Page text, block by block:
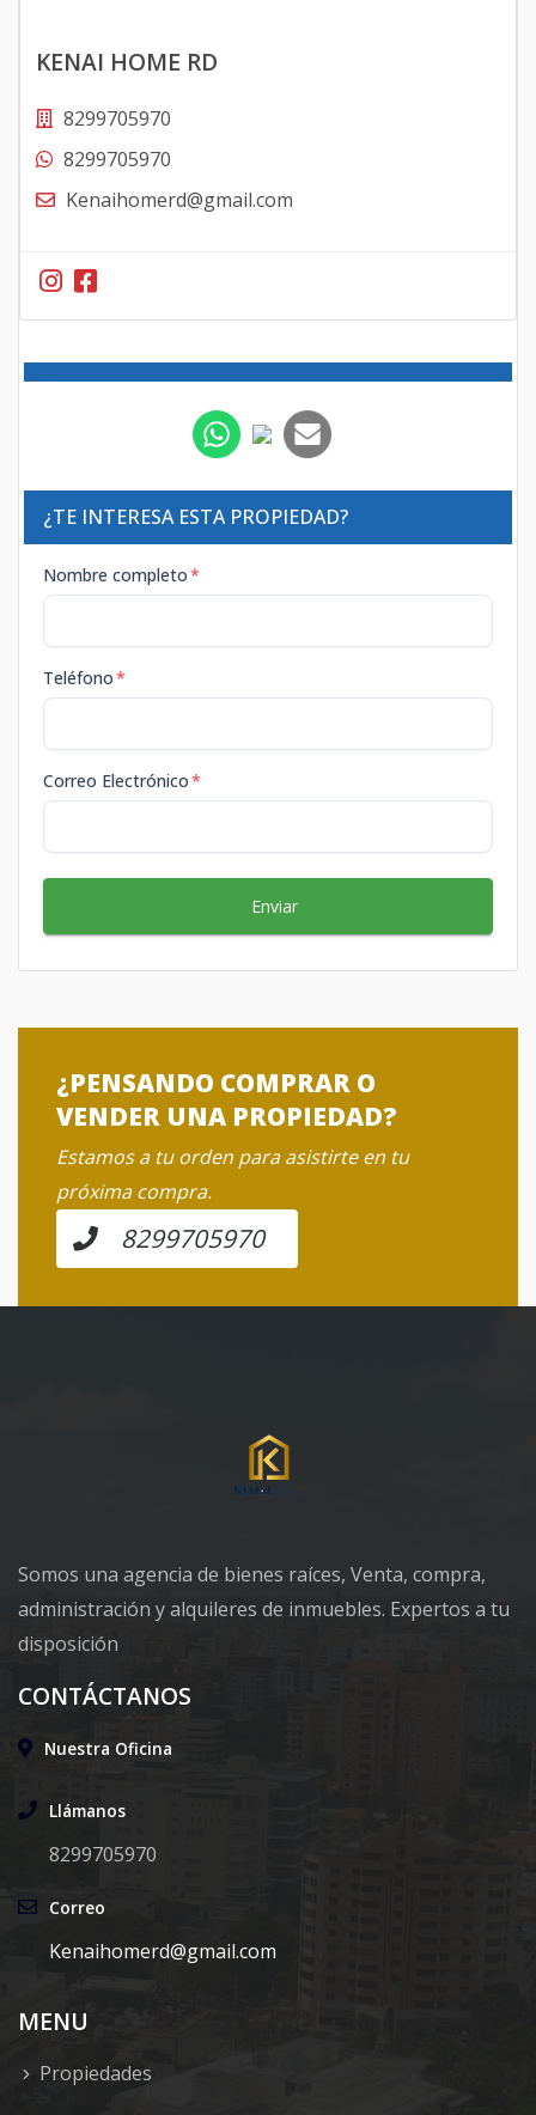
KENAI HOME RD
8299705970
8299705970
Kenaihomerd@gmail.com
¿TE INTERESA ESTA PROPIEDAD?
Nombre completo*
Teléfono*
Correo Electrónico*
Enviar
¿PENSANDO COMPRAR O
VENDER UNA PROPIEDAD?
Estamos a tu orden para asistirte en tu
próxima compra.
8299705970
Somos una agencia de bienes raíces, Venta, compra,
administración y alquileres de inmuebles. Expertos a tu
disposición
CONTÁCTANOS
Nuestra Oficina
Llámanos
8299705970
Correo
Kenaihomerd@gmail.com
MENU
Propiedades